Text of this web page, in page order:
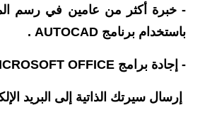
- خبرة أكثر من عامين في رسم
باستخدام برنامج AUTOCAD .
- إجادة برامج MICROSOFT OFFICE
إرسال سيرتك الذاتية إلى البريد